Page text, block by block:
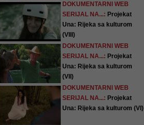
DOKUMENTARNI WEB
SERIJAL NA...: Projekat
Una: Rijeka sa kulturom
(VIII)
DOKUMENTARNI WEB
SERIJAL NA...: Projekat
Una: Rijeka sa kulturom
(VII)
DOKUMENTARNI WEB
SERIJAL NA...: Projekat
Una: Rijeka sa kulturom (VI)